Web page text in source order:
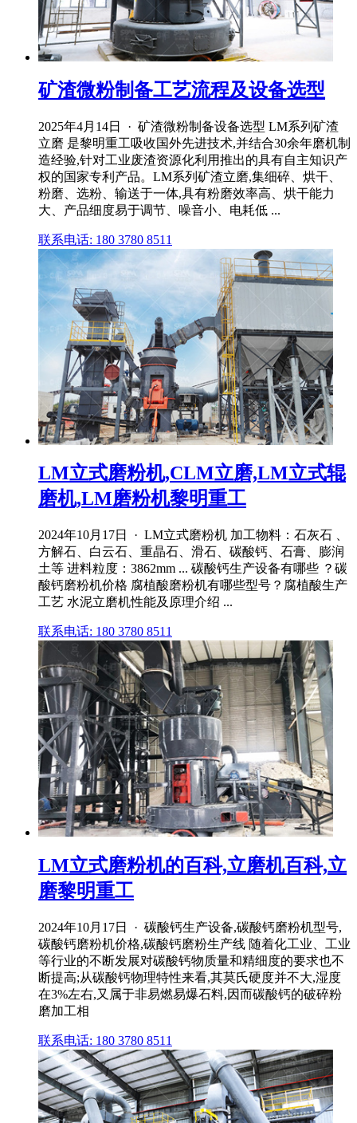
矿渣微粉制备工艺流程及设备选型
2025年4月14日 · 矿渣微粉制备设备选型 LM系列矿渣
立磨 是黎明重工吸收国外先进技术,并结合30余年磨机制
造经验,针对工业废渣资源化利用推出的具有自主知识产
权的国家专利产品。LM系列矿渣立磨,集细碎、烘干、
粉磨、选粉、输送于一体,具有粉磨效率高、烘干能力
大、产品细度易于调节、噪音小、电耗低 ...
联系电话: 180 3780 8511
LM立式磨粉机,CLM立磨,LM立式辊
磨机,LM磨粉机黎明重工
2024年10月17日 · LM立式磨粉机 加工物料：石灰石 、
方解石、白云石、重晶石、滑石、碳酸钙、石膏、膨润
土等 进料粒度：3862mm ... 碳酸钙生产设备有哪些 ？碳
酸钙磨粉机价格 腐植酸磨粉机有哪些型号？腐植酸生产
工艺 水泥立磨机性能及原理介绍 ...
联系电话: 180 3780 8511
LM立式磨粉机的百科,立磨机百科,立
磨黎明重工
2024年10月17日 · 碳酸钙生产设备,碳酸钙磨粉机型号,
碳酸钙磨粉机价格,碳酸钙磨粉生产线 随着化工业、工业
等行业的不断发展对碳酸钙物质量和精细度的要求也不
断提高;从碳酸钙物理特性来看,其莫氏硬度并不大,湿度
在3%左右,又属于非易燃易爆石料,因而碳酸钙的破碎粉
磨加工相
联系电话: 180 3780 8511